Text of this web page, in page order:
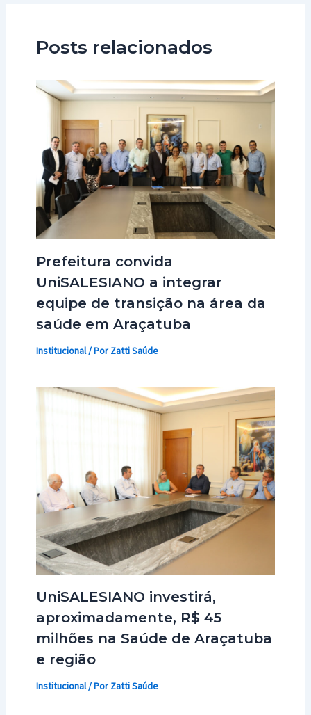
Posts relacionados
Prefeitura convida
UniSALESIANO a integrar
equipe de transição na área da
saúde em Araçatuba
Institucional/ PorZatti Saúde
UniSALESIANO investirá,
aproximadamente, R$ 45
milhões na Saúde de Araçatuba
e região
Institucional/ PorZatti Saúde